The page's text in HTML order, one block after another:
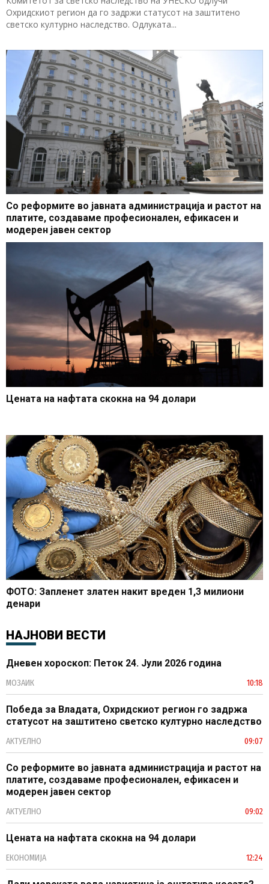
Охридскиот регион да го задржи статусот на заштитено
светско културно наследство. Одлуката...
Со реформите во јавната администрација и растот на
платите, создаваме професионален, ефикасен и
модерен јавен сектор
Цената на нафтата скокна на 94 долари
ФОТО: Запленет златен накит вреден 1,3 милиони
денари
НАЈНОВИ ВЕСТИ
Дневен хороскоп: Петок 24. Јули 2026 година
МОЗАИК 10:18
Победа за Владата, Охридскиот регион го задржа
статусот на заштитено светско културно наследство
АКТУЕЛНО 09:07
Со реформите во јавната администрација и растот на
платите, создаваме професионален, ефикасен и
модерен јавен сектор
АКТУЕЛНО 09:02
Цената на нафтата скокна на 94 долари
ЕКОНОМИЈА 12:24